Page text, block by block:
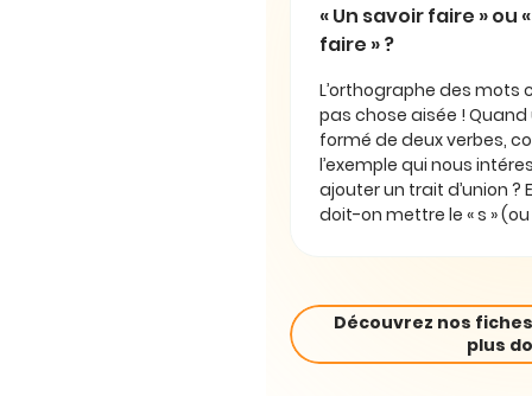
« Un savoir faire » ou
faire » ?
L’orthographe des mots
pas chose aisée !
formé de deux verbes,
l’exemple qui nous
ajouter un trait d’union ?
doit-on mettre le « s » (ou
Découvrez nos
plus